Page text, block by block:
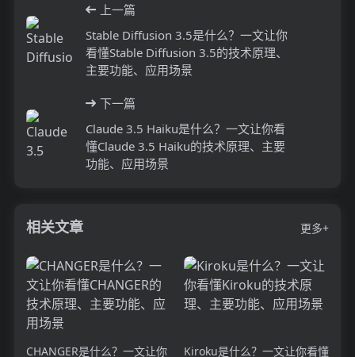
上一篇
Stable Diffusion 3.5是什么？一文让你
看懂Stable Diffusion 3.5的技术原理、
主要功能、应用场景
下一篇
Claude 3.5 Haiku是什么？一文让你看
懂Claude 3.5 Haiku的技术原理、主要
功能、应用场景
相关文章 更多+
CHANGER是什么？一文让你 Kiroku是什么？一文让你看懂